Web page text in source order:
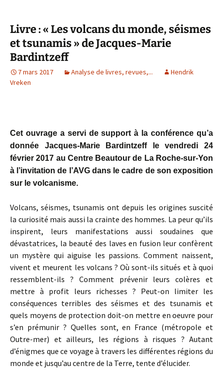
Livre : « Les volcans du monde, séismes
et tsunamis » de Jacques-Marie
Bardintzeff
7 mars 2017 Analyse de livres, revues,...
Hendrik
Vreken
Cet ouvrage a servi de support à la conférence qu’a
donnée Jacques-Marie Bardintzeff le vendredi 24
février 2017 au Centre Beautour de La Roche-sur-Yon
à l’invitation de l’AVG dans le cadre de son exposition
sur le volcanisme.
Volcans, séismes, tsunamis ont depuis les origines suscité
la curiosité mais aussi la crainte des hommes. La peur qu’ils
inspirent, leurs manifestations aussi soudaines que
dévastatrices, la beauté des laves en fusion leur confèrent
un mystère qui aiguise les passions. Comment naissent,
vivent et meurent les volcans ? Où sont-ils situés et à quoi
ressemblent-ils ? Comment prévenir leurs colères et
mettre à profit leurs richesses ? Peut-on limiter les
conséquences terribles des séismes et des tsunamis et
quels moyens de protection doit-on mettre en oeuvre pour
s’en prémunir ? Quelles sont, en France (métropole et
Outre-mer) et ailleurs, les régions à risques ? Autant
d’énigmes que ce voyage à travers les différentes régions du
monde et jusqu’au centre de la Terre, tente d’élucider.